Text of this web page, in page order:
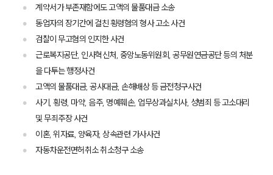
계약서가 부존재함에도 고액의 물품대금 소송
동업자의 장기간에 걸친 횡령혐의 형사 고소 사건
검찰이 무고혐의 인지한 사건
근로복지공단, 인사혁신처, 중앙노동위원회, 공무원연금공단 등의 처분
을 다투는 행정사건
고액의 물품대금, 공사대금, 손해배상 등 금전청구사건
사기, 횡령, 마약, 음주, 명예훼손, 업무상과실치사, 성범죄 등 고소대리
및 무죄주장 사건
이혼, 위자료, 양육자, 상속관련 가사사건
자동차운전면허취소 취소청구 소송